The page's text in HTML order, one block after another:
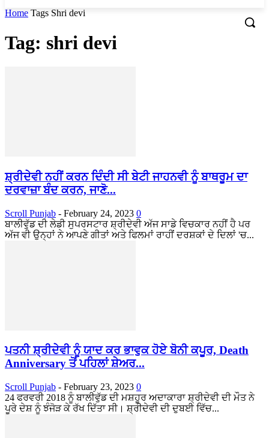
Home Tags Shri devi
Tag: shri devi
ਸ਼੍ਰੀਦੇਵੀ ਨਹੀਂ ਕਰਨ ਦਿੰਦੀ ਸੀ ਬੇਟੀ ਜਾਹਨਵੀ ਨੂੰ ਬਾਥਰੂਮ ਦਾ
ਦਰਵਾਜ਼ਾ ਬੰਦ ਕਰਨ, ਜਾਣੋ...
Scroll Punjab - February 24, 2023 0
ਬਾਲੀਵੁੱਡ ਦੀ ਲੇਡੀ ਸੁਪਰਸਟਾਰ ਸ਼੍ਰੀਦੇਵੀ ਅੱਜ ਸਾਡੇ ਵਿਚਕਾਰ ਨਹੀਂ ਹੈ ਪਰ
ਅੱਜ ਵੀ ਉਨ੍ਹਾਂ ਨੇ ਆਪਣੇ ਗੀਤਾਂ ਅਤੇ ਫਿਲਮਾਂ ਰਾਹੀਂ ਦਰਸ਼ਕਾਂ ਦੇ ਦਿਲਾਂ 'ਚ...
ਪਤਨੀ ਸ਼੍ਰੀਦੇਵੀ ਨੂੰ ਯਾਦ ਕਰ ਭਾਵੁਕ ਹੋਏ ਬੋਨੀ ਕਪੂਰ, Death
Anniversary ਤੋਂ ਪਹਿਲਾਂ ਸ਼ੇਅਰ...
Scroll Punjab - February 23, 2023 0
24 ਫਰਵਰੀ 2018 ਨੂੰ ਬਾਲੀਵੁੱਡ ਦੀ ਮਸ਼ਹੂਰ ਅਦਾਕਾਰਾ ਸ਼੍ਰੀਦੇਵੀ ਦੀ ਮੌਤ ਨੇ
ਪੂਰੇ ਦੇਸ਼ ਨੂੰ ਝੰਜੋੜ ਕੇ ਰੱਖ ਦਿੱਤਾ ਸੀ। ਸ਼੍ਰੀਦੇਵੀ ਦੀ ਦੁਬਈ ਵਿੱਚ...